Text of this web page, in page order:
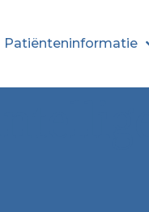
Patiënteninformatie